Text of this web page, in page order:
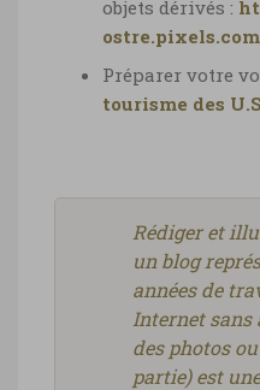
objets dérivés :
Préparer votre
tourisme des
Rédiger et
un blog
années de
Internet
des photos
partie) est